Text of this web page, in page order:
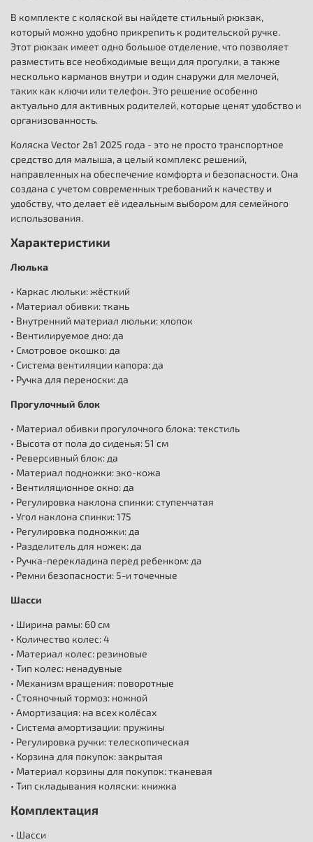
В комплекте с коляской вы найдете стильный рюкзак,
который можно удобно прикрепить к родительской ручке.
Этот рюкзак имеет одно большое отделение, что позволяет
разместить все необходимые вещи для прогулки, а также
несколько карманов внутри и один снаружи для мелочей,
таких как ключи или телефон. Это решение особенно
актуально для активных родителей, которые ценят удобство и
организованность.
Коляска Vector 2в1 2025 года - это не просто транспортное
средство для малыша, а целый комплекс решений,
направленных на обеспечение комфорта и безопасности. Она
создана с учетом современных требований к качеству и
удобству, что делает её идеальным выбором для семейного
использования.
Характеристики
Люлька
• Каркас люльки: жёсткий
• Материал обивки: ткань
• Внутренний материал люльки: хлопок
• Вентилируемое дно: да
• Смотровое окошко: да
• Система вентиляции капора: да
• Ручка для переноски: да
Прогулочный блок
• Материал обивки прогулочного блока: текстиль
• Высота от пола до сиденья: 51 см
• Реверсивный блок: да
• Материал подножки: эко-кожа
• Вентиляционное окно: да
• Регулировка наклона спинки: ступенчатая
• Угол наклона спинки: 175
• Регулировка подножки: да
• Разделитель для ножек: да
• Ручка-перекладина перед ребенком: да
• Ремни безопасности: 5-и точечные
Шасси
• Ширина рамы: 60 см
​• Количество колес: 4
• Материал колес: резиновые
• Тип колес: ненадувные
• Механизм вращения: поворотные
• Стояночный тормоз: ножной
• Амортизация: на всех колёсах
• Система амортизации: пружины
• Регулировка ручки: телескопическая
• Корзина для покупок: закрытая
• Материал корзины для покупок: тканевая
• Тип складывания коляски: книжка
Комплектация
• Шасси